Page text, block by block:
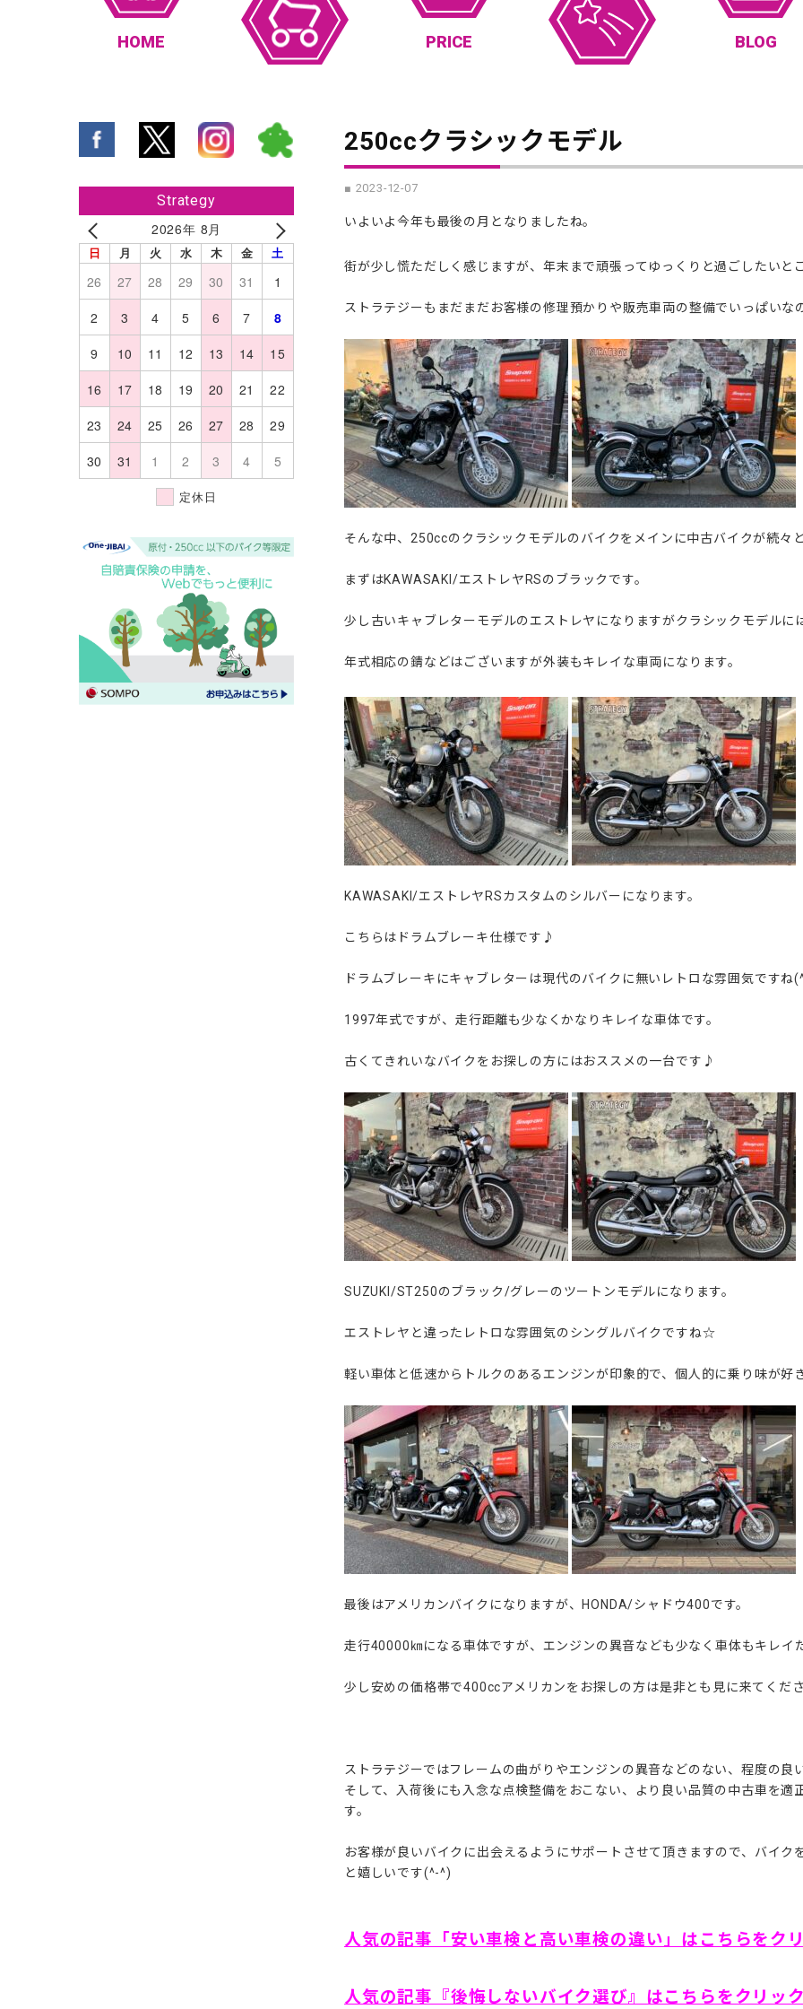
HOME PRICE BLOG
Strategy
2026年 8月
日 月 火 水 木 金 土
26 27 28 29 30 31
1
2
3 4 5 6 7
8
9
10 11 12 13 14
15
16
17 18 19 20 21
22
23
24 25 26 27 28
29
30
31 1 2 3 4 5
定休日
250ccクラシックモデル
■ 2023-12-07
いよいよ今年も最後の月となりましたね。
街が少し慌ただしく感じますが、年末まで頑張ってゆっくりと過ごしたい
ストラテジーもまだまだお客様の修理預かりや販売車両の整備でいっぱいな
そんな中、250ccのクラシックモデルのバイクをメインに中古バイクが続々
まずはKAWASAKI/エストレヤRSのブラックです。
少し古いキャブレターモデルのエストレヤになりますがクラシックモデル
年式相応の錆などはございますが外装もキレイな車両になります。
KAWASAKI/エストレヤRSカスタムのシルバーになります。
こちらはドラムブレーキ仕様です♪
ドラムブレーキにキャブレターは現代のバイクに無いレトロな雰囲気ですね
1997年式ですが、走行距離も少なくかなりキレイな車体です。
古くてきれいなバイクをお探しの方にはおススメの一台です♪
SUZUKI/ST250のブラック/グレーのツートンモデルになります。
エストレヤと違ったレトロな雰囲気のシングルバイクですね☆
軽い車体と低速からトルクのあるエンジンが印象的で、個人的に乗り味が好
最後はアメリカンバイクになりますが、HONDA/シャドウ400です。
走行40000㎞になる車体ですが、エンジンの異音なども少なく車体もキレイ
少し安めの価格帯で400ccアメリカンをお探しの方は是非とも見に来てくだ
ストラテジーではフレームの曲がりやエンジンの異音などのない、程度の良
そして、入荷後にも入念な点検整備をおこない、より良い品質の中古車を
す。
お客様が良いバイクに出会えるようにサポートさせて頂きますので、バイ
と嬉しいです(^-^)
人気の記事「安い車検と高い車検の違い」はこちらをク
人気の記事『後悔しないバイク選び』はこちらをクリッ